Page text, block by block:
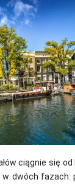
ciągnie się
w dwóch fazach: